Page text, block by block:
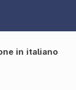
in italiano